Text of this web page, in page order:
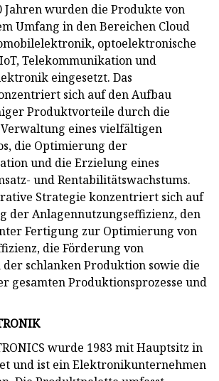
Jahren wurden die Produkte von
Umfang in den Bereichen Cloud
optoelektronische
Telekommunikation und
eingesetzt. Das
sich auf den Aufbau
Produktvorteile durch die
eines vielfältigen
die Optimierung der
und die Erzielung eines
und Rentabilitätswachstums.
Strategie konzentriert sich auf
der Anlagennutzungseffizienz, den
Fertigung zur Optimierung von
die Förderung von
der schlanken Produktion sowie die
gesamten Produktionsprozesse und
wurde 1983 mit Hauptsitz in
und ist ein Elektronikunternehmen